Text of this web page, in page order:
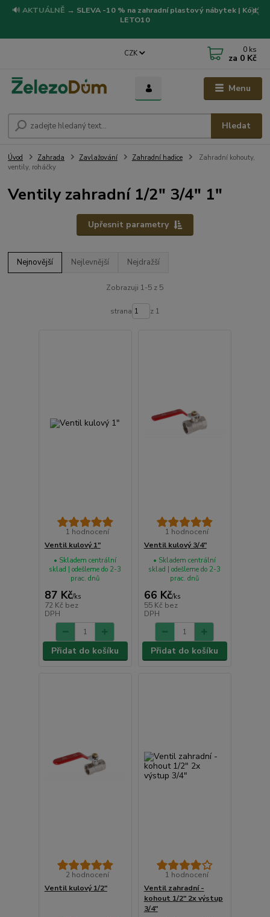
🔊 AKTUÁLNĚ → SLEVA -10 % na zahradní plastový nábytek | Kód:
LETO10
Menu
CZK
Hledat
0 ks
za 0 Kč
Úvod Zahrada Zavlažování Zahradní hadice
Zahradní kohouty,
ventily, roháčky
Ventily zahradní 1/2" 3/4" 1"
Upřesnit parametry
Nejnovější Nejlevnější Nejdražší
Zobrazuji 1-5 z 5
strana z 1
1 hodnocení
Ventil kulový 1"
87 Kč/ks
72 Kč bez
DPH
• Skladem centrální
sklad | odešleme do 2-3
prac. dnů
Přidat do košíku
1 hodnocení
Ventil kulový 3/4"
66 Kč/ks
55 Kč bez
DPH
• Skladem centrální
sklad | odešleme do 2-3
prac. dnů
Přidat do košíku
2 hodnocení
Ventil kulový 1/2"
1 hodnocení
Ventil zahradní -
kohout 1/2" 2x výstup
3/4"